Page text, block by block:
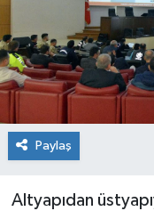
Paylaş
Altyapıdan
SİVİL TOPLUM
SİYASET
SOSYAL
SPOR
ULUSAL